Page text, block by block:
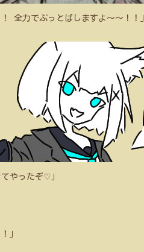
！ 全力でぶっとばしますよ～～！！
やったぞ♡」
」